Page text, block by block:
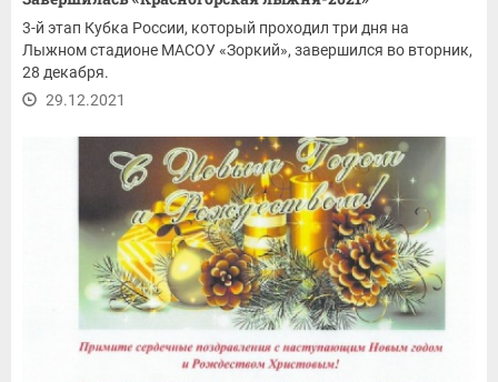
3-й этап Кубка России, который проходил три дня на
Лыжном стадионе МАСОУ «Зоркий», завершился во вторник,
28 декабря.
29.12.2021